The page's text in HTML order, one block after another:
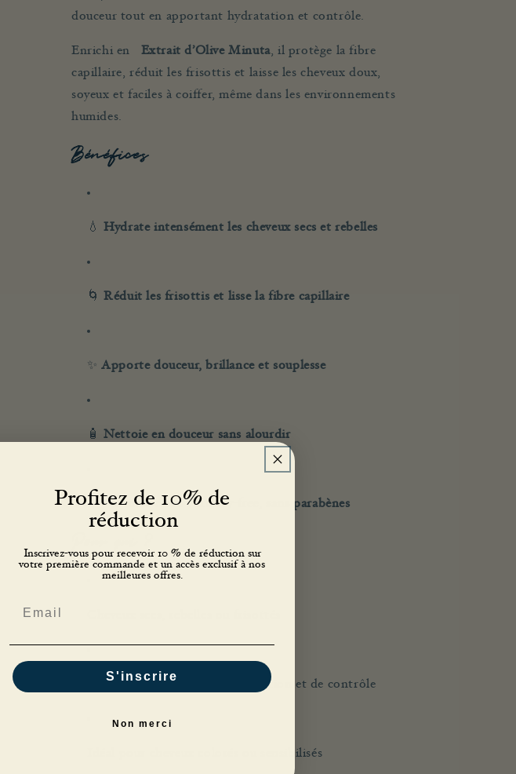
douceur tout en apportant hydratation et contrôle.
Enrichi en Extrait d’Olive Minuta, il protège la fibre
capillaire, réduit les frisottis et laisse les cheveux doux,
soyeux et faciles à coiffer, même dans les environnements
humides.
Bénéfices
💧Hydrate intensément les cheveux secs et rebelles
🌀Réduit les frisottis et lisse la fibre capillaire
✨Apporte douceur, brillance et souplesse
🧴Nettoie en douceur sans alourdir
🌿Formule clean : cruelty-free, sans parabènes
Cheveux ayant besoin d’hydratation et de contrôle
Idéal pour cheveux colorés ou sensibilisés
Profitez de 10% de
réduction
Inscrivez-vous pour recevoir 10 % de réduction sur
votre première commande et un accès exclusif à nos
meilleures offres.
S'inscrire
Non merci